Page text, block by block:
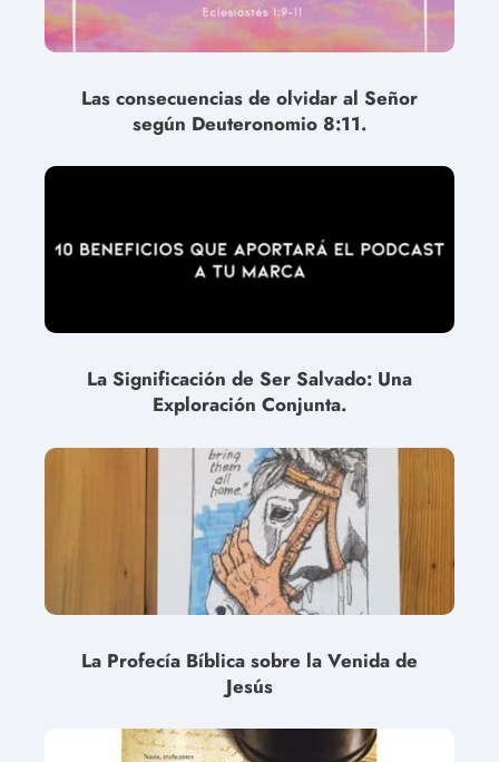
Las consecuencias de olvidar al Señor
según Deuteronomio 8:11.
La Significación de Ser Salvado: Una
Exploración Conjunta.
La Profecía Bíblica sobre la Venida de
Jesús